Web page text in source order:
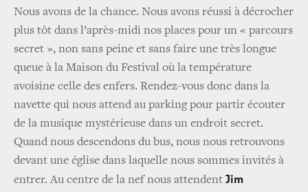
Nous avons de la chance. Nous avons réussi à décrocher
plus tôt dans l’après-midi nos places pour un « parcours
secret », non sans peine et sans faire une très longue
queue à la Maison du Festival où la température
avoisine celle des enfers. Rendez-vous donc dans la
navette qui nous attend au parking pour partir écouter
de la musique mystérieuse dans un endroit secret.
Quand nous descendons du bus, nous nous retrouvons
devant une église dans laquelle nous sommes invités à
entrer. Au centre de la nef nous attendent Jim